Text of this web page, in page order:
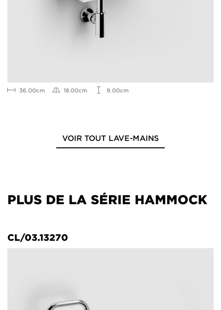
36.00cm 18.00cm 9.00cm
VOIR TOUT LAVE-MAINS
PLUS DE LA SÉRIE HAMMOCK
CL/03.13270